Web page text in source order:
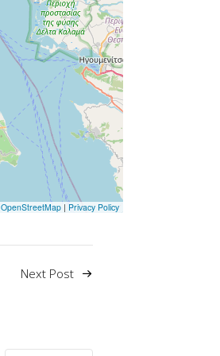
OpenStreetMap | Privacy Policy
Next Post